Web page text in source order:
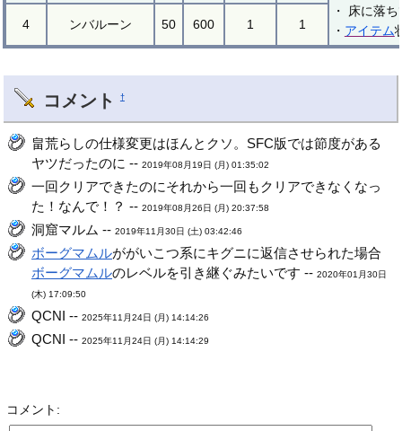
・ 床に落
・ アイテム
4 ンバルーン 50 600 1 1
コメント †
畠荒らしの仕様変更はほんとクソ。SFC版では節度がある
ヤツだったのに --2019年08月19日 (月) 01:35:02
一回クリアできたのにそれから一回もクリアできなくなっ
た！なんで！？ --2019年08月26日 (月) 20:37:58
洞窟マルム --2019年11月30日 (土) 03:42:46
ボーグマムルががいこつ系にキグニに返信させられた場合
ボーグマムルのレベルを引き継ぐみたいです --2020年01月30日
(木) 17:09:50
QCNI --2025年11月24日 (月) 14:14:26
QCNI --2025年11月24日 (月) 14:14:29
コメント: